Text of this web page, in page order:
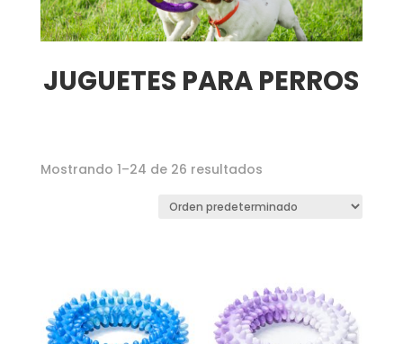
JUGUETES PARA PERROS
Mostrando 1–24 de 26 resultados